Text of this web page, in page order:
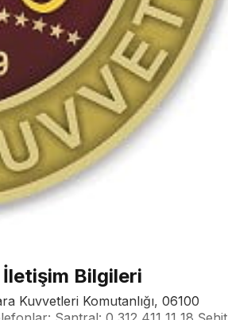
İletişim Bilgileri
Kuvvetleri Komutanlığı, 06100